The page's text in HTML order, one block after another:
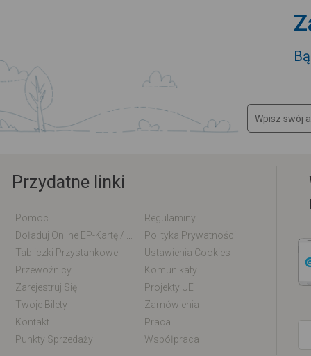
Przydatne linki
Pomoc
Regulaminy
Polityka Prywatności
Tabliczki Przystankowe
Ustawienia Cookies
Przewoźnicy
Komunikaty
Zarejestruj Się
Projekty UE
Twoje Bilety
Zamówienia
Kontakt
Praca
Punkty Sprzedaży
Współpraca